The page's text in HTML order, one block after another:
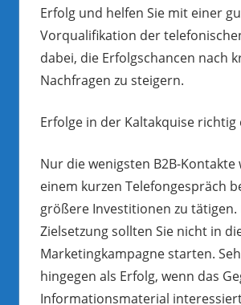
Erfolg und helfen Sie mit einer
Vorqualifikation der
dabei, die Erfolgschancen nach
Nachfragen zu steigern.
Erfolge in der Kaltakquise richtig
Nur die wenigsten B2B-Kontakte
einem kurzen Telefongespräch
größere Investitionen zu tätigen.
Zielsetzung sollten Sie nicht in
Marketingkampagne starten.
hingegen als Erfolg, wenn das
Informationsmaterial